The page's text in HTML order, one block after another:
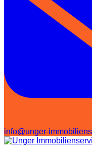
info@unger-